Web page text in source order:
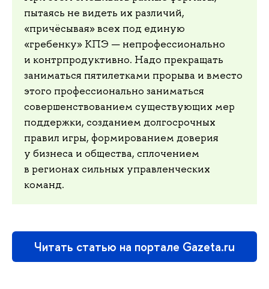
пытаясь не видеть их различий,
«причёсывая» всех под единую
«гребенку» КПЭ — непрофессионально
и контрпродуктивно. Надо прекращать
заниматься пятилетками прорыва и вместо
этого профессионально заниматься
совершенствованием существующих мер
поддержки, созданием долгосрочных
правил игры, формированием доверия
у бизнеса и общества, сплочением
в регионах сильных управленческих
команд.
Читать статью на портале Gazeta.ru